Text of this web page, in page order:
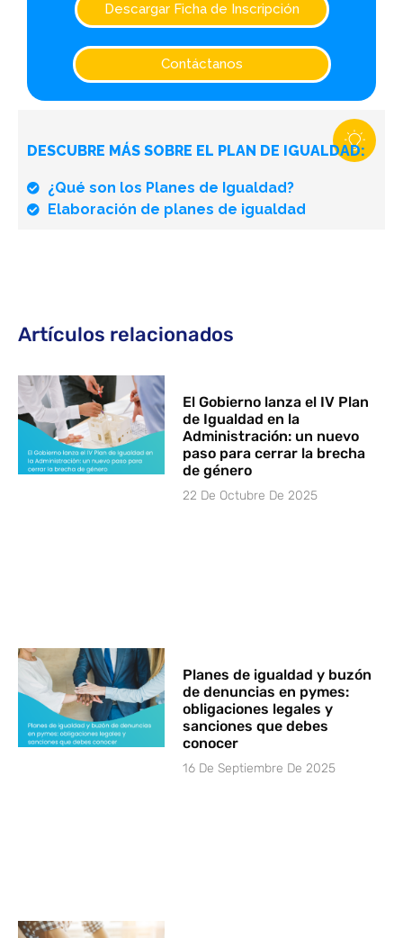
Descargar Ficha de Inscripción
Contáctanos
DESCUBRE MÁS SOBRE EL PLAN DE IGUALDAD:
¿Qué son los Planes de Igualdad?
Elaboración de planes de igualdad
Artículos relacionados
El Gobierno lanza el IV Plan
de Igualdad en la
Administración: un nuevo
paso para cerrar la brecha
de género
22 De Octubre De 2025
Planes de igualdad y buzón
de denuncias en pymes:
obligaciones legales y
sanciones que debes
conocer
16 De Septiembre De 2025